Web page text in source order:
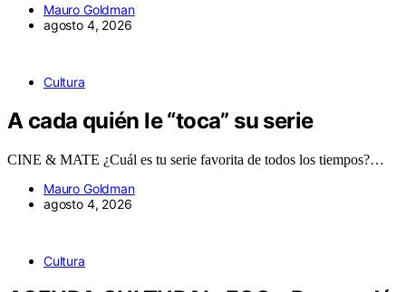
Mauro Goldman
agosto 4, 2026
Cultura
A cada quién le “toca” su serie
CINE & MATE ¿Cuál es tu serie favorita de todos los tiempos?…
Mauro Goldman
agosto 4, 2026
Cultura